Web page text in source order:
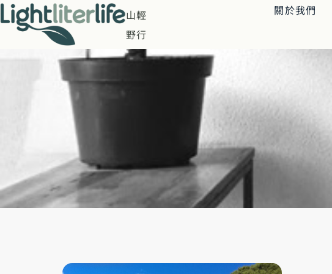
山輕
野行
關於我們